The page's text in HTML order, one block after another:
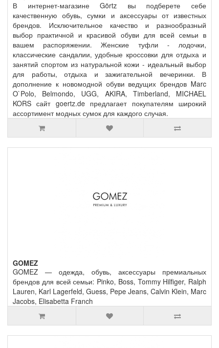
В интернет-магазине Görtz вы подберете себе
качественную обувь, сумки и аксессуары от известных
брендов. Исключительное качество и разнообразный
выбор практичной и красивой обуви для всей семьи в
вашем распоряжении. Женские туфли - лодочки,
классические сандалии, удобные кроссовки для отдыха и
занятий спортом из натуральной кожи - идеальный выбор
для работы, отдыха и зажигательной вечеринки. В
дополнение к новомодной обуви ведущих брендов Marc
O`Polo, Belmondo, UGG, AKIRA, Timberland, MICHAEL
KORS сайт goertz.de предлагает покупателям широкий
ассортимент модных сумок для каждого случая.
GOMEZ
GOMEZ — одежда, обувь, аксессуары премиальных
брендов для всей семьи: Pinko, Boss, Tommy Hilfiger, Ralph
Lauren, Karl Lagerfeld, Guess, Pepe Jeans, Calvin Klein, Marc
Jacobs, Elisabetta Franch